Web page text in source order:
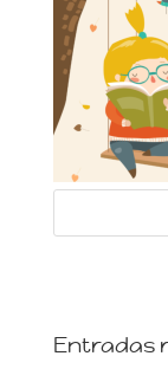
Entradas